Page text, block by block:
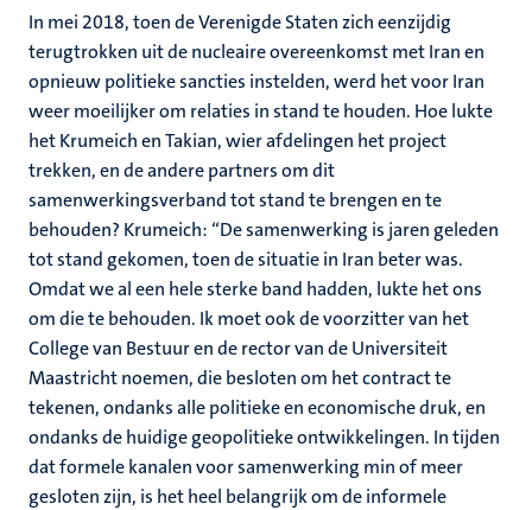
In mei 2018, toen de Verenigde Staten zich eenzijdig
terugtrokken uit de nucleaire overeenkomst met Iran en
opnieuw politieke sancties instelden, werd het voor Iran
weer moeilijker om relaties in stand te houden. Hoe lukte
het Krumeich en Takian, wier afdelingen het project
trekken, en de andere partners om dit
samenwerkingsverband tot stand te brengen en te
behouden? Krumeich: “De samenwerking is jaren geleden
tot stand gekomen, toen de situatie in Iran beter was.
Omdat we al een hele sterke band hadden, lukte het ons
om die te behouden. Ik moet ook de voorzitter van het
College van Bestuur en de rector van de Universiteit
Maastricht noemen, die besloten om het contract te
tekenen, ondanks alle politieke en economische druk, en
ondanks de huidige geopolitieke ontwikkelingen. In tijden
dat formele kanalen voor samenwerking min of meer
gesloten zijn, is het heel belangrijk om de informele